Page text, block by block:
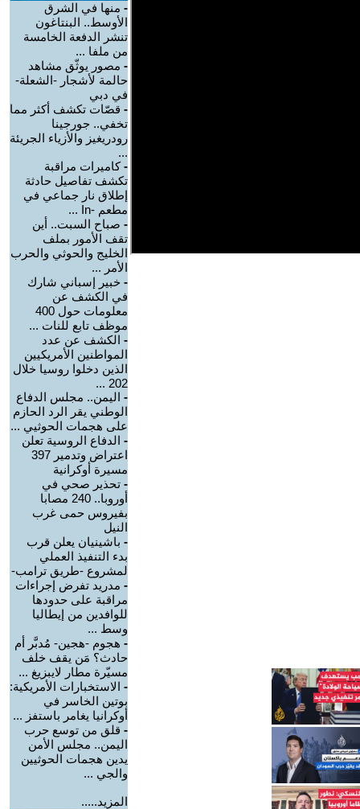
- منها في الشرق
الأوسط.. البنتاغون
تنشر الدفعة الخامسة
من ملفا ...
- مصور يوثّق مشاهد
حالمة لأشجار -الشعلة-
في دبي
- قصّات تكشف أكثر مما
تخفي.. جورجينا
رودريغيز والأزياء الجريئة
...
-كاميرات مراقبة
تكشف تفاصيل حادثة
إطلاق نار جماعي في
مطعم -In ...
- صباح السبت.. أين
تقف الأمور بملف
الخليج والحوثي والحرب
الأمر ...
- خبير إسباني شارك
في الكشف عن
معلومات حول 400
موظف تابع للنات ...
- الكشف عن عدد
المواطنين الأمريكيين
الذين دخلوا روسيا خلال
202 ...
- اليمن.. مجلس الدفاع
الوطني يقر الرد الحازم
على هجمات الحوثيي ...
- الدفاع الروسية تعلن
اعتراض وتدمير 397
مسيرة أوكرانية
- تحذير صحي في
أوروبا.. 240 مصابا
بفيروس حمى غرب
النيل
- باشينيان يعلن قرب
بدء التنفيذ العملي
لمشروع -طريق ترامب-
- مدريد تفرض إجراءات
مراقبة على حدودها
للوافدين من إيطاليا
وسط ...
- هجوم -هجين- مُدبَّر أم
حادث؟ مَن يقف خلف
مسيّرة مطار لايبزيغ ...
- الاستخبارات الأمريكية:
بوتين الخاسر في
أوكرانيا يغامر باستفز ...
- قلق من توسع حرب
اليمن.. مجلس الأمن
يدين هجمات الحوثيين
والجي ...
المزيد.....